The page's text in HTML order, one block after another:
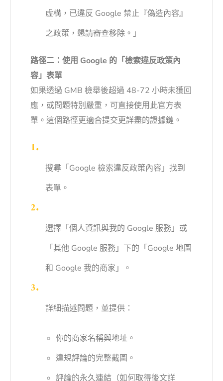
虛構，已違反 Google 禁止『偽造內容』
之政策，懇請審查移除。」
路徑二：使用 Google 的「檢索違反政策內
容」表單
如果透過 GMB 檢舉後超過 48-72 小時未獲回
應，或問題特別嚴重，可直接使用此官方表
單。這個路徑更適合提交更詳盡的證據鏈。
搜尋「Google 檢索違反政策內容」找到
表單。
選擇「個人資訊與我的 Google 服務」或
「其他 Google 服務」下的「Google 地圖
和 Google 我的商家」。
詳細描述問題，並提供：
你的商家名稱與地址。
違規評論的完整截圖。
評論的永久連結（如何取得後文詳